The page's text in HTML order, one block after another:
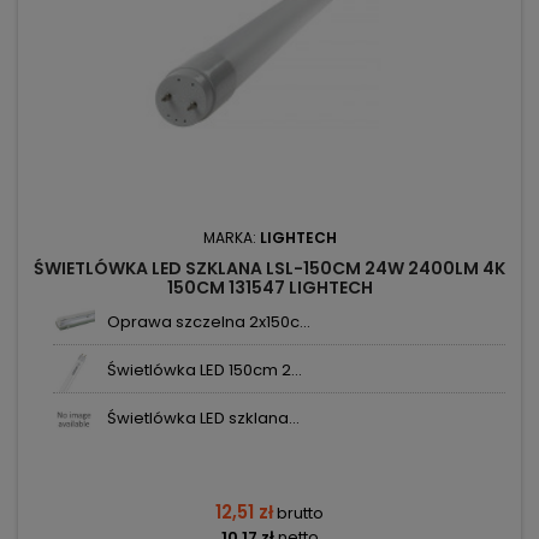
MARKA: LIGHTECH
ŚWIETLÓWKA LED SZKLANA LSL-150CM 24W 2400LM 4K
150CM 131547 LIGHTECH
Oprawa szczelna 2x150c...
Świetlówka LED 150cm 2...
Świetlówka LED szklana...
12,51 złbrutto